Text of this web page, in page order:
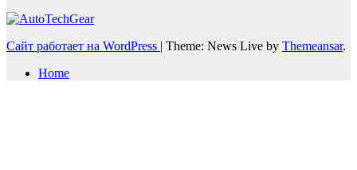
Сайт работает на WordPress | Theme: News Live by Themeansar.
Home